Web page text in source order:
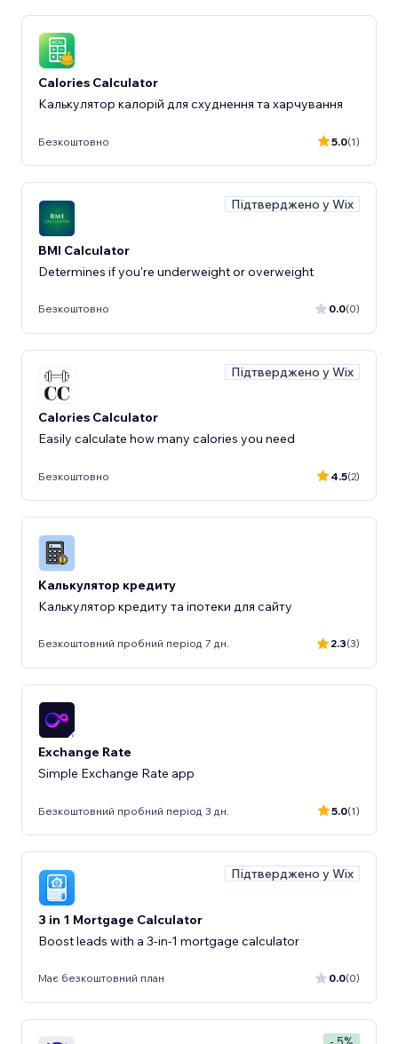
Calories Calculator
Калькулятор калорій для схуднення та харчування
Безкоштовно 5.0(1)
Підтверджено у Wix
BMI Calculator
Determines if you're underweight or overweight
Безкоштовно 0.0(0)
Підтверджено у Wix
Calories Calculator
Easily calculate how many calories you need
Безкоштовно 4.5(2)
Калькулятор кредиту
Калькулятор кредиту та іпотеки для сайту
Безкоштовний пробний період 7 дн. 2.3(3)
Exchange Rate
Simple Exchange Rate app
Безкоштовний пробний період 3 дн. 5.0(1)
Підтверджено у Wix
3 in 1 Mortgage Calculator
Boost leads with a 3-in-1 mortgage calculator
Має безкоштовний план 0.0(0)
- 5%